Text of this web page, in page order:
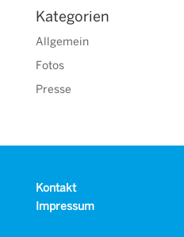
Kategorien
Allgemein
Fotos
Presse
Kontakt
Impressum